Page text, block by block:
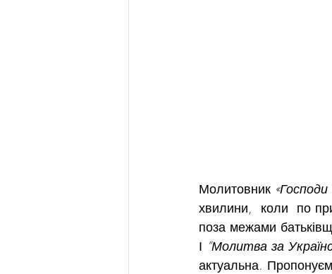
Молитовник
хвилини,  коли  по
поза межами
І “Молитва за
актуальна.